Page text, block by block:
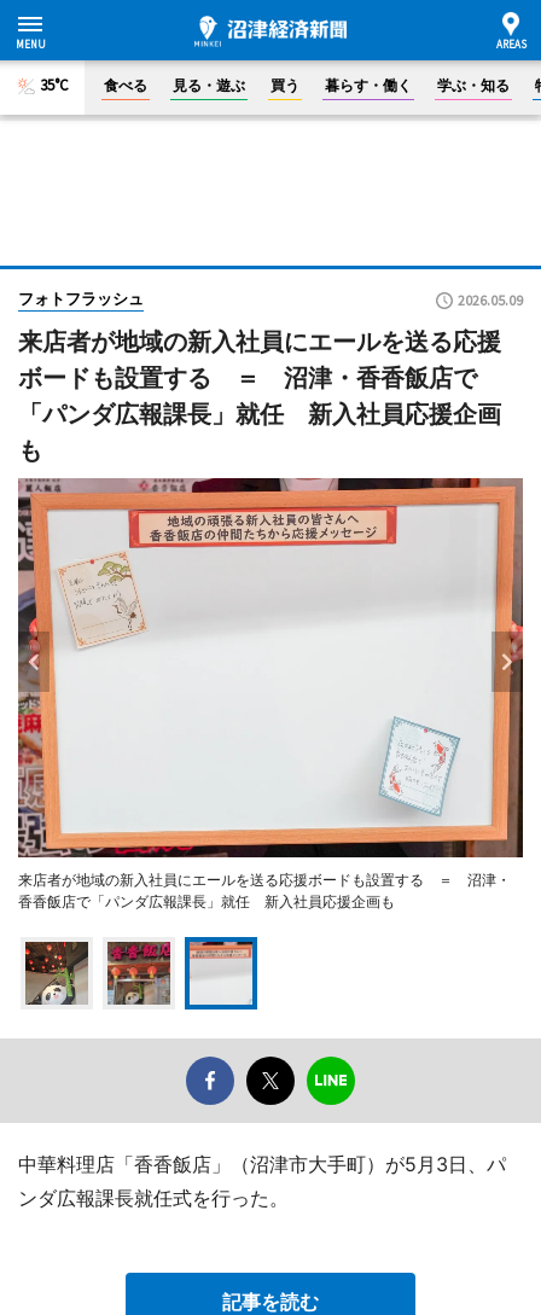
35°C 食べる 見る・遊ぶ 買う 暮らす・働く 学ぶ・知る
フォトフラッシュ 2026.05.09
来店者が地域の新入社員にエールを送る応援
ボードも設置する ＝ 沼津・香香飯店で
「パンダ広報課長」就任 新入社員応援企画
も
来店者が地域の新入社員にエールを送る応援ボードも設置する ＝ 沼津・
香香飯店で「パンダ広報課長」就任 新入社員応援企画も
中華料理店「香香飯店」（沼津市大手町）が5月3日、パ
ンダ広報課長就任式を行った。
記事を読む